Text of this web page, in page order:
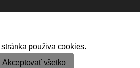
používa cookies.
Akceptovať všetko